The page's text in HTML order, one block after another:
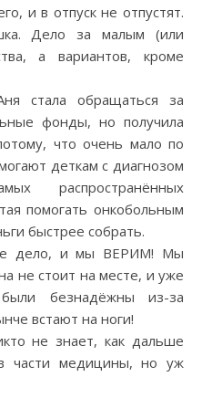
и в отпуск не отпустят.
Дело за малым (или
а вариантов, кроме
стала обращаться за
фонды, но получила
что очень мало по
деткам с диагнозом
распространённых
помогать онкобольным
быстрее собрать.
дело, и мы ВЕРИМ! Мы
не стоит на месте, и уже
безнадёжны из-за
встают на ноги!
не знает, как дальше
части медицины, но уж